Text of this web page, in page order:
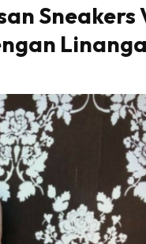
Tampil